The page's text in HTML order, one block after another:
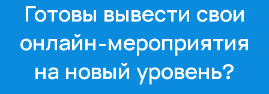
Готовы вывести свои
онлайн-мероприятия
на новый уровень?